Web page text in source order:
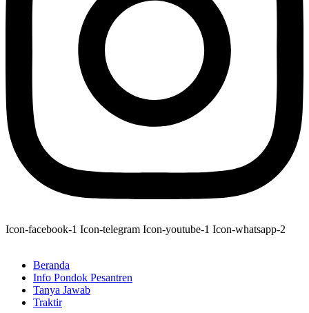
Icon-facebook-1 Icon-telegram Icon-youtube-1 Icon-whatsapp-2
Beranda
Info Pondok Pesantren
Tanya Jawab
Traktir